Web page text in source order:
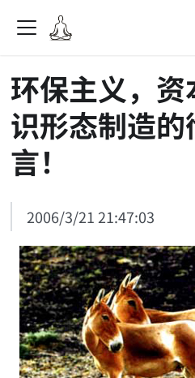
环保主义，
识形态制造
言！
2006/3/21 21:47:03